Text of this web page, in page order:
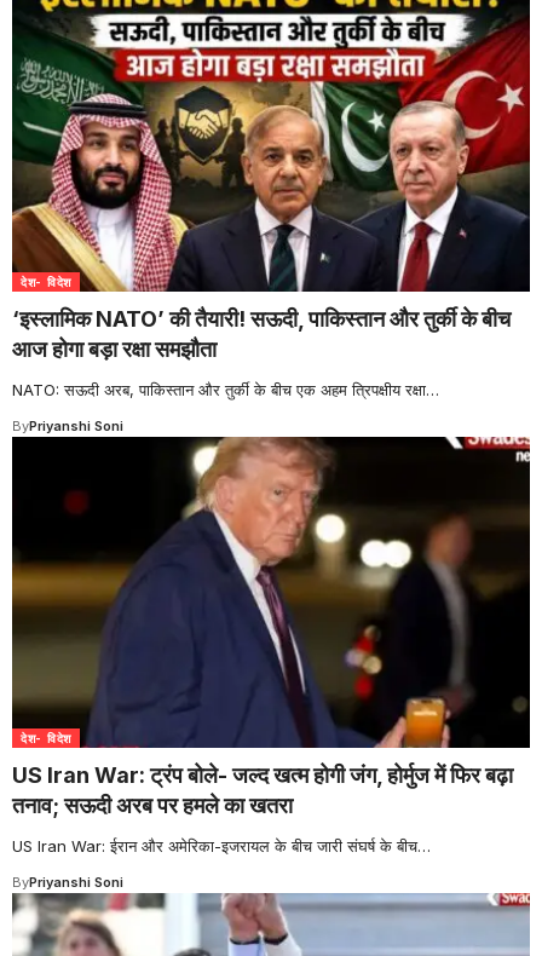
देश- विदेश
‘इस्लामिक NATO’ की तैयारी! सऊदी, पाकिस्तान और तुर्की के बीच
आज होगा बड़ा रक्षा समझौता
NATO: सऊदी अरब, पाकिस्तान और तुर्की के बीच एक अहम त्रिपक्षीय रक्षा…
ByPriyanshi Soni
देश- विदेश
US Iran War: ट्रंप बोले- जल्द खत्म होगी जंग, होर्मुज में फिर बढ़ा
तनाव; सऊदी अरब पर हमले का खतरा
US Iran War: ईरान और अमेरिका-इजरायल के बीच जारी संघर्ष के बीच…
ByPriyanshi Soni